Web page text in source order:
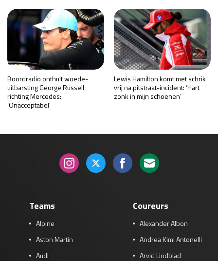
Boordradio onthult woede-
uitbarsting George Russell
richting Mercedes:
‘Onacceptabel’
Lewis Hamilton komt met schrik
vrij na pitstraat-incident: ‘Hart
zonk in mijn schoenen’
Teams
Alpine
Aston Martin
Audi
Coureurs
Alexander Albon
Andrea Kimi Antonelli
Arvid Lindblad